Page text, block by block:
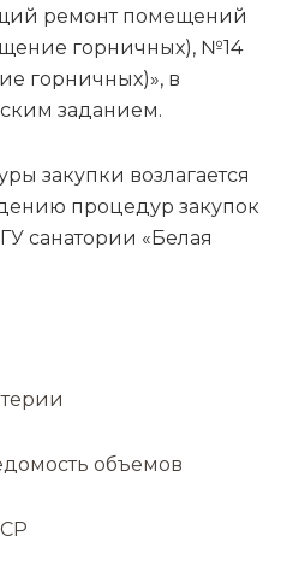
ремонт помещений
горничных), №14
горничных)», в
заданием.
закупки возлагается
процедур закупок
санатории «Белая
объемов